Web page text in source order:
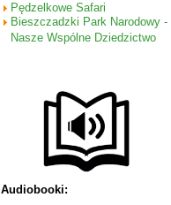
Pędzelkowe Safari
Bieszczadzki Park Narodowy -
Nasze Wspólne Dziedzictwo
Audiobooki: